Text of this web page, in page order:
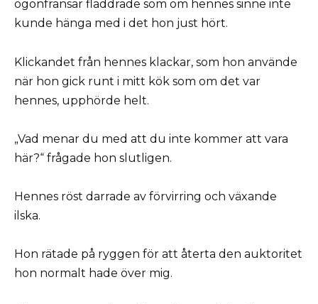
ögonfransar fladdrade som om hennes sinne inte
kunde hänga med i det hon just hört.
Klickandet från hennes klackar, som hon använde
när hon gick runt i mitt kök som om det var
hennes, upphörde helt.
„Vad menar du med att du inte kommer att vara
här?“ frågade hon slutligen.
Hennes röst darrade av förvirring och växande
ilska.
Hon rätade på ryggen för att återta den auktoritet
hon normalt hade över mig.